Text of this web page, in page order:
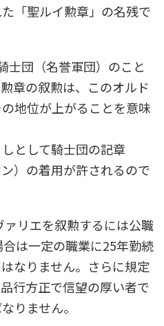
「聖ルイ勲章」の名残で
士団（名誉軍団）のこと
章の叙勲は、このオルド
地位が上がることを意味
として騎士団の記章
）の着用が許されるので
リエを叙勲するには公職
は一定の職業に25年勤続
なりません。さらに規定
行方正で信望の厚い者で
りません。